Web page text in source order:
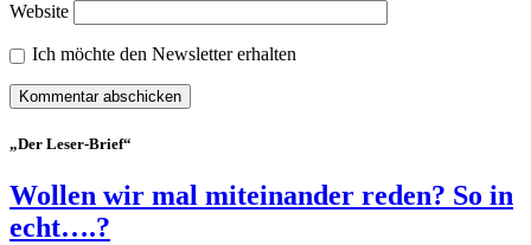
Website
Ich möchte den Newsletter erhalten
„Der Leser-Brief“
Wollen wir mal miteinander reden? So in
echt….?